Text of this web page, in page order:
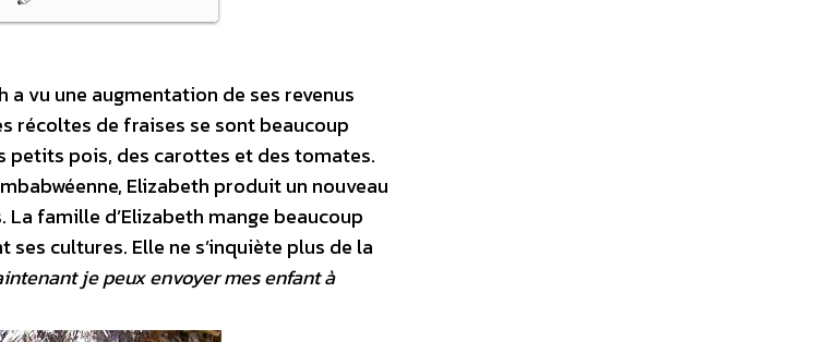
vu une augmentation de ses revenus
récoltes de fraises se sont beaucoup
petits pois, des carottes et des tomates.
Elizabeth produit un nouveau
famille d’Elizabeth mange beaucoup
ses cultures. Elle ne s’inquiète plus de la
je peux envoyer mes enfant à